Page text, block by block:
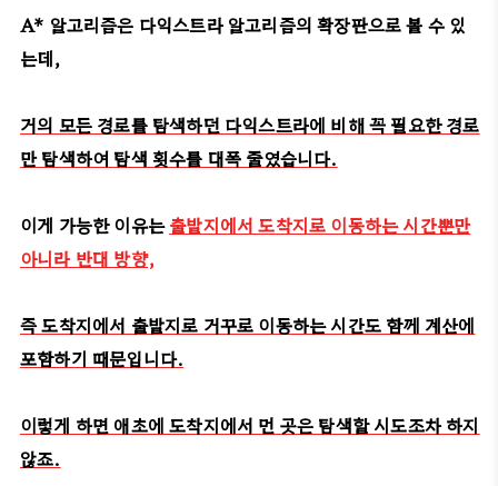
A* 알고리즘은 다익스트라 알고리즘의 확장판으로 볼 수 있
는데,
거의 모든 경로를 탐색하던 다익스트라에 비해 꼭 필요한 경로
만 탐색하여 탐색 횟수를 대폭 줄였습니다.
이게 가능한 이유는출발지에서 도착지로 이동하는 시간뿐만
아니라 반대 방향,
즉 도착지에서 출발지로 거꾸로 이동하는 시간도 함께 계산에
포함하기 때문입니다.
이렇게 하면 애초에 도착지에서 먼 곳은 탐색할 시도조차 하지
않죠.